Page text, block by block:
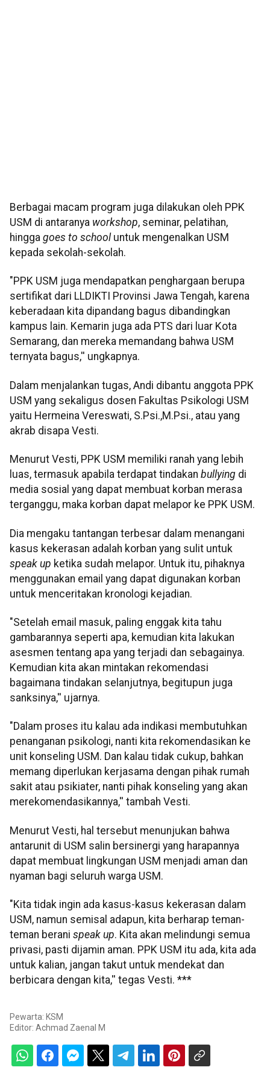
Berbagai macam program juga dilakukan oleh PPK
USM di antaranya workshop, seminar, pelatihan,
hingga goes to school untuk mengenalkan USM
kepada sekolah-sekolah.
"PPK USM juga mendapatkan penghargaan berupa
sertifikat dari LLDIKTI Provinsi Jawa Tengah, karena
keberadaan kita dipandang bagus dibandingkan
kampus lain. Kemarin juga ada PTS dari luar Kota
Semarang, dan mereka memandang bahwa USM
ternyata bagus,'' ungkapnya.
Dalam menjalankan tugas, Andi dibantu anggota PPK
USM yang sekaligus dosen Fakultas Psikologi USM
yaitu Hermeina Vereswati, S.Psi.,M.Psi., atau yang
akrab disapa Vesti.
Menurut Vesti, PPK USM memiliki ranah yang lebih
luas, termasuk apabila terdapat tindakan bullying di
media sosial yang dapat membuat korban merasa
terganggu, maka korban dapat melapor ke PPK USM.
Dia mengaku tantangan terbesar dalam menangani
kasus kekerasan adalah korban yang sulit untuk
speak up ketika sudah melapor. Untuk itu, pihaknya
menggunakan email yang dapat digunakan korban
untuk menceritakan kronologi kejadian.
"Setelah email masuk, paling enggak kita tahu
gambarannya seperti apa, kemudian kita lakukan
asesmen tentang apa yang terjadi dan sebagainya.
Kemudian kita akan mintakan rekomendasi
bagaimana tindakan selanjutnya, begitupun juga
sanksinya,'' ujarnya.
"Dalam proses itu kalau ada indikasi membutuhkan
penanganan psikologi, nanti kita rekomendasikan ke
unit konseling USM. Dan kalau tidak cukup, bahkan
memang diperlukan kerjasama dengan pihak rumah
sakit atau psikiater, nanti pihak konseling yang akan
merekomendasikannya,'' tambah Vesti.
Menurut Vesti, hal tersebut menunjukan bahwa
antarunit di USM salin bersinergi yang harapannya
dapat membuat lingkungan USM menjadi aman dan
nyaman bagi seluruh warga USM.
"Kita tidak ingin ada kasus-kasus kekerasan dalam
USM, namun semisal adapun, kita berharap teman-
teman berani speak up. Kita akan melindungi semua
privasi, pasti dijamin aman. PPK USM itu ada, kita ada
untuk kalian, jangan takut untuk mendekat dan
berbicara dengan kita,'' tegas Vesti. ***
Pewarta: KSM
Editor: Achmad Zaenal M